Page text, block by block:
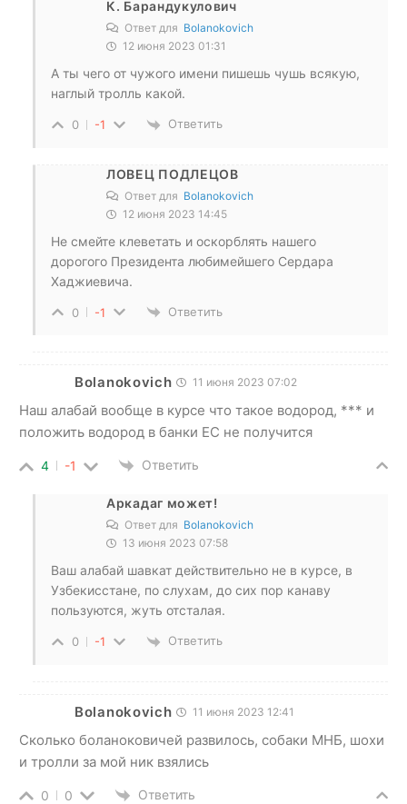
К. Барандукулович
Ответ для Bolanokovich
12 июня 2023 01:31
А ты чего от чужого имени пишешь чушь всякую,
наглый тролль какой.
0 -1 Ответить
ЛОВЕЦ ПОДЛЕЦОВ
Ответ для Bolanokovich
12 июня 2023 14:45
Не смейте клеветать и оскорблять нашего
дорогого Президента любимейшего Сердара
Хаджиевича.
0 -1 Ответить
Bolanokovich 11 июня 2023 07:02
Наш алабай вообще в курсе что такое водород, *** и
положить водород в банки ЕС не получится
4 -1 Ответить
Аркадаг может!
Ответ для Bolanokovich
13 июня 2023 07:58
Ваш алабай шавкат действительно не в курсе, в
Узбекисстане, по слухам, до сих пор канаву
пользуются, жуть отсталая.
0 -1 Ответить
Bolanokovich 11 июня 2023 12:41
Сколько боланоковичей развилось, собаки МНБ, шохи
и тролли за мой ник взялись
0 0 Ответить